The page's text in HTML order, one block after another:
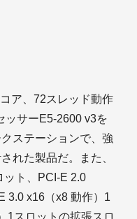
ア、72スレッド動作
ッサーE5-2600 v3を
ステーションで、強
れた製品だ。また、
ット、PCI-E 2.0
3.0 x16（x8 動作）1
1スロットの拡張スロ